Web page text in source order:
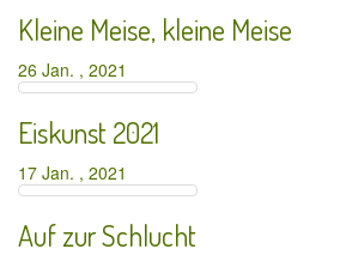
Kleine Meise, kleine Meise
26 Jan. , 2021
Eiskunst 2021
17 Jan. , 2021
Auf zur Schlucht